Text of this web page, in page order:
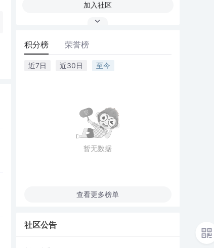
加入社区
积分榜 荣誉榜
近7日 近30日 至今
暂无数据
查看更多榜单
社区公告